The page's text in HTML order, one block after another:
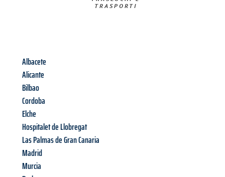
TRASPORTI​
Albacete
Alicante
Bilbao
Cordoba
Elche
Hospitalet de Llobregat
Las Palmas de Gran Canaria
Madrid
Murcia